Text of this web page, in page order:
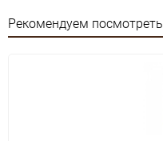
Рекомендуем посмотреть